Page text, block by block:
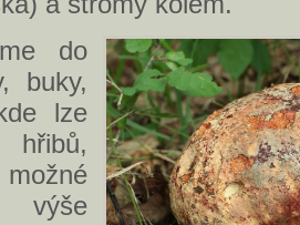
do
buky,
lze
výše